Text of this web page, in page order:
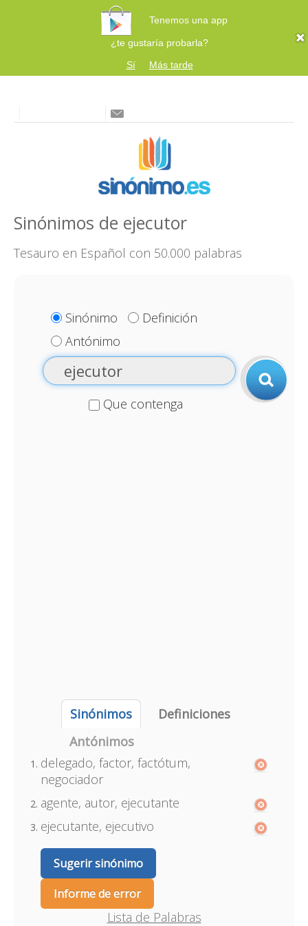
Tenemos una app
¿te gustaría probarla?
Sí
Más tarde
Sinónimos de ejecutor
Tesauro en Español con 50.000 palabras
Sinónimo
Definición
Antónimo
Que contenga
Sinónimos
Definiciones
Antónimos
delegado, factor, factótum,
negociador
agente, autor, ejecutante
ejecutante, ejecutivo
Sugerir sinónimo
Informe de error
Lista de Palabras